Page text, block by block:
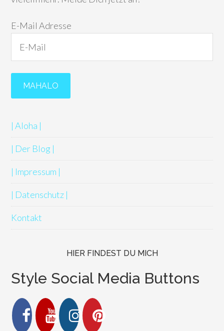
E-Mail Adresse
| Aloha |
| Der Blog |
| Impressum |
| Datenschutz |
Kontakt
HIER FINDEST DU MICH
Style Social Media Buttons